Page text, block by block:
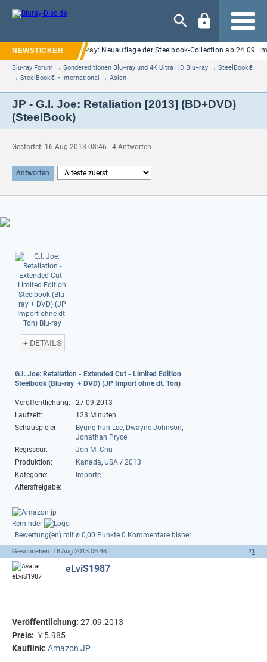
Navigation
Street" auf UHD Blu-ray: Neuauflage der Steelbook-Collection ab 24.09. im
Blu-ray Forum → Sondereditionen Blu−ray und 4K Ultra HD Blu−ray → SteelBook®
→ SteelBook® • International → Asien
JP - G.I. Joe: Retaliation [2013] (BD+DVD)
(SteelBook)
Gestartet: 16 Aug 2013 08:46 - 4 Antworten
Antworten
+ DETAILS
G.I. Joe: Retaliation - Extended Cut - Limited Edition
Steelbook (Blu-ray + DVD) (JP Import ohne dt. Ton)
Veröffentlichung:
27.09.2013
Laufzeit:
123 Minuten
Schauspieler:
Byung-hun Lee, Dwayne Johnson,
Jonathan Pryce
Regisseur:
Jon M. Chu
Produktion:
Kanada, USA / 2013
Kategorie:
Importe
Altersfreigabe:
Reminder
Bewertung(en) mit ø 0,00 Punkte 0 Kommentare bisher
#1
Geschrieben: 16 Aug 2013 08:46
eLviS1987
Veröffentlichung: 27.09.2013
Preis: ￥5.985
Kauflink: Amazon JP